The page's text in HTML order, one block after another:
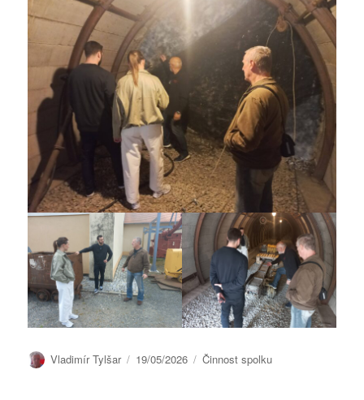
Autor:
Vladimír Tylšar Publikováno:
19/05/2026 Rubriky:
Činnost spolku